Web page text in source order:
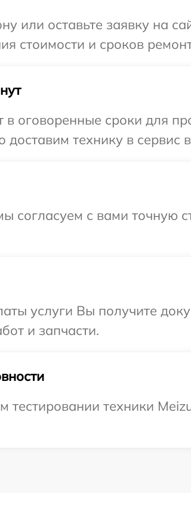
или оставьте заявку на
стоимости и сроков
оговоренные сроки для
технику в сервис
согласуем с вами точную
услуги Вы получите
и запчасти.
техники